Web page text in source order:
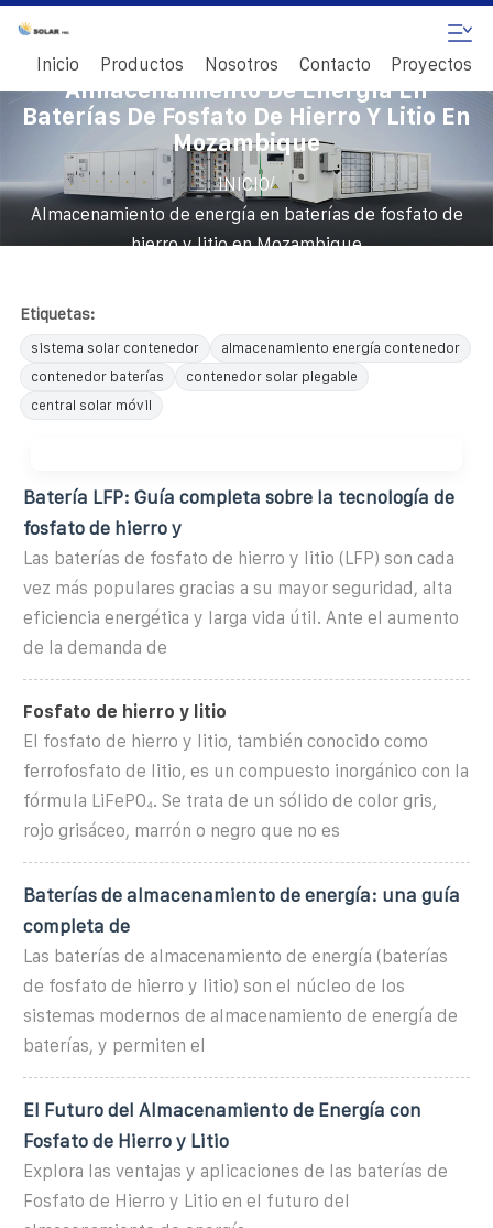
Inicio Productos Nosotros Contacto Proyectos
Almacenamiento De Energía En
Baterías De Fosfato De Hierro Y Litio En
Mozambique
INICIO/
Almacenamiento de energía en baterías de fosfato de
hierro y litio en Mozambique
Etiquetas:
sistema solar contenedor
almacenamiento energía contenedor
contenedor baterías
contenedor solar plegable
central solar móvil
Batería LFP: Guía completa sobre la tecnología de
fosfato de hierro y
Las baterías de fosfato de hierro y litio (LFP) son cada
vez más populares gracias a su mayor seguridad, alta
eficiencia energética y larga vida útil. Ante el aumento
de la demanda de
Fosfato de hierro y litio
El fosfato de hierro y litio, también conocido como
ferrofosfato de litio, es un compuesto inorgánico con la
fórmula LiFePO₄. Se trata de un sólido de color gris,
rojo grisáceo, marrón o negro que no es
Baterías de almacenamiento de energía: una guía
completa de
Las baterías de almacenamiento de energía (baterías
de fosfato de hierro y litio) son el núcleo de los
sistemas modernos de almacenamiento de energía de
baterías, y permiten el
El Futuro del Almacenamiento de Energía con
Fosfato de Hierro y Litio
Explora las ventajas y aplicaciones de las baterías de
Fosfato de Hierro y Litio en el futuro del